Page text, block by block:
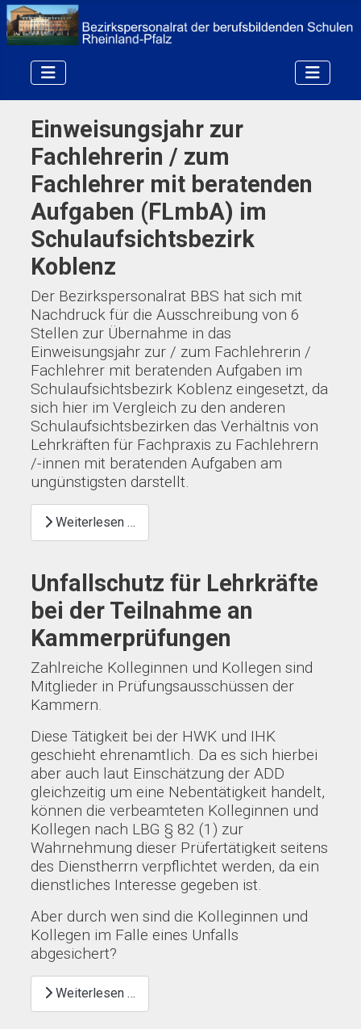
Einweisungsjahr zur
Fachlehrerin / zum
Fachlehrer mit beratenden
Aufgaben (FLmbA) im
Schulaufsichtsbezirk
Koblenz
Der Bezirkspersonalrat BBS hat sich mit
Nachdruck für die Ausschreibung von 6
Stellen zur Übernahme in das
Einweisungsjahr zur / zum Fachlehrerin /
Fachlehrer mit beratenden Aufgaben im
Schulaufsichtsbezirk Koblenz eingesetzt, da
sich hier im Vergleich zu den anderen
Schulaufsichtsbezirken das Verhältnis von
Lehrkräften für Fachpraxis zu Fachlehrern
/-innen mit beratenden Aufgaben am
ungünstigsten darstellt.
Weiterlesen …
Unfallschutz für Lehrkräfte
bei der Teilnahme an
Kammerprüfungen
Zahlreiche Kolleginnen und Kollegen sind
Mitglieder in Prüfungsausschüssen der
Kammern.
Diese Tätigkeit bei der HWK und IHK
geschieht ehrenamtlich. Da es sich hierbei
aber auch laut Einschätzung der ADD
gleichzeitig um eine Nebentätigkeit handelt,
können die verbeamteten Kolleginnen und
Kollegen nach LBG § 82 (1) zur
Wahrnehmung dieser Prüfertätigkeit seitens
des Dienstherrn verpflichtet werden, da ein
dienstliches Interesse gegeben ist.
Aber durch wen sind die Kolleginnen und
Kollegen im Falle eines Unfalls
abgesichert?
Weiterlesen …